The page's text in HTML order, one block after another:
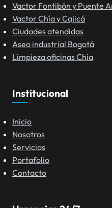
Vactor Fontibón y Puente
Vactor Chía y Cajicá
Ciudades atendidas
Aseo industrial Bogotá
Limpieza oficinas Chía
Institucional
Inicio
Nosotros
Servicios
Portafolio
Contacto